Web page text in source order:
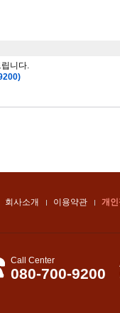
니다.
회사소개 이용약관 개인
Call Center
080-700-9200